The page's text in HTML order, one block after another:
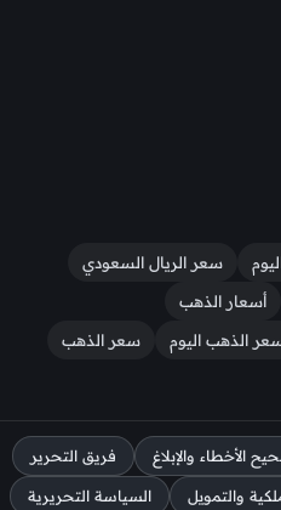
سعر الريال السعودي
أسعار الذهب
الذهب اليوم سعر الذهب
الأخطاء والإبلاغ فريق التحرير
والتمويل السياسة التحريرية